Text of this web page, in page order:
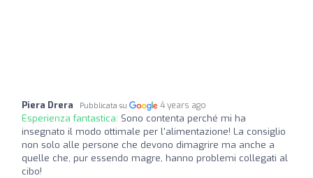
Piera Drera Pubblicata su 4 years ago
Esperienza fantastica: Sono contenta perché mi ha
insegnato il modo ottimale per l'alimentazione! La consiglio
non solo alle persone che devono dimagrire ma anche a
quelle che, pur essendo magre, hanno problemi collegati al
cibo!